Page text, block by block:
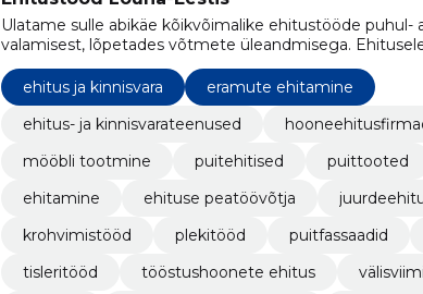
Ulatame sulle abikäe kõikvõimalike ehitustööde puhul-
valamisest, lõpetades võtmete üleandmisega.
osavad ka unikaalsete puitlahenduste nagu seda on
valmistamisel.
ehitus ja kinnisvara
eramute ehitamine
ehitus- ja kinnisvarateenused
mööbli tootmine
puitehitised puittooted
ehitamine
ehituse peatöövõtja
krohvimistööd
plekitööd puitfassaadid
tisleritööd
tööstushoonete ehitus